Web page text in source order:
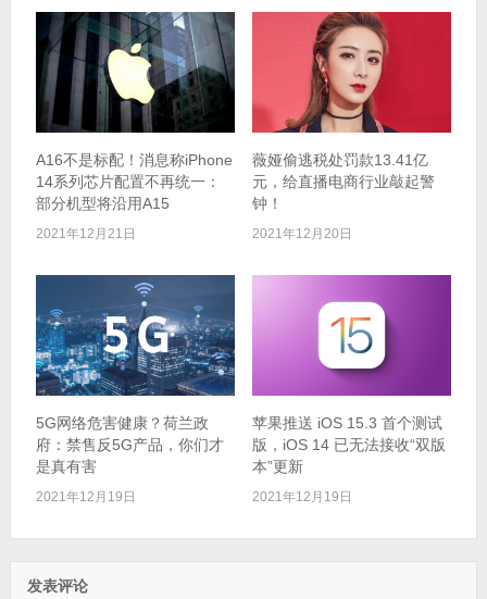
A16不是标配！消息称iPhone
14系列芯片配置不再统一：
部分机型将沿用A15
2021年12月21日
薇娅偷逃税处罚款13.41亿
元，给直播电商行业敲起警
钟！
2021年12月20日
5G网络危害健康？荷兰政
府：禁售反5G产品，你们才
是真有害
2021年12月19日
苹果推送 iOS 15.3 首个测试
版，iOS 14 已无法接收“双版
本”更新
2021年12月19日
发表评论